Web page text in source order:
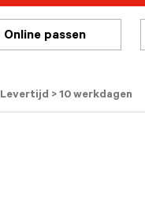
Online passen
Levertijd > 10 werkdagen